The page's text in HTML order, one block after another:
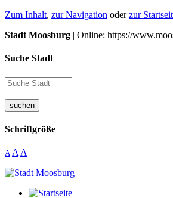
Zum Inhalt, zur Navigation oderzur
Stadt Moosburg | Online: https://
Suche Stadt
suchen
Schriftgröße
A A A